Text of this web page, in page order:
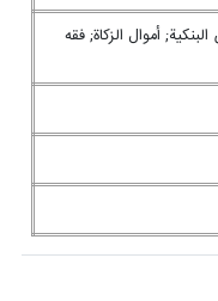
أموال الزكاة; فقه